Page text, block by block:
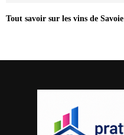
Tout savoir sur les vins de Savoie